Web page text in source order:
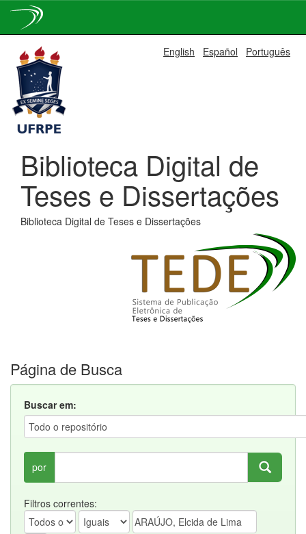
navigation
English Español Português
Biblioteca Digital de
Teses e Dissertações
Biblioteca Digital de Teses e Dissertações
Página de Busca
Buscar em:
por
Filtros correntes: